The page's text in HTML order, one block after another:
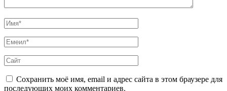
Сохранить моё имя, email и адрес сайта в этом браузере для
последующих моих комментариев.